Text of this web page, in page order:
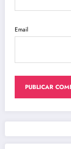
Email